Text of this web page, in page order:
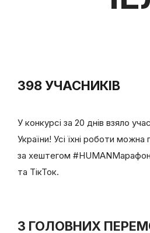
398 УЧАСНИКІВ
У конкурсі за 20 днів взяло
України! Усі їхні роботи
за хештегом
та ТікТок.
3 ГОЛОВНИХ